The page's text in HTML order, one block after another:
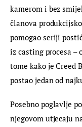
kamerom i bez
članova
pomogao seriji
iz casting procesa –
tome kako je Creed
postao jedan od
Posebno poglavlje
njegovom utjecaju